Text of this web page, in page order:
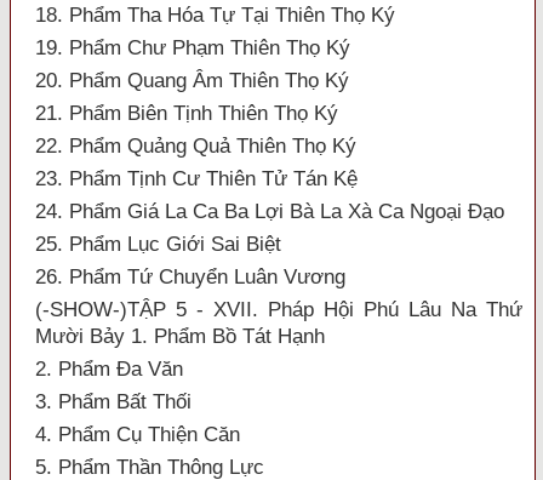
18. Phẩm Tha Hóa Tự Tại Thiên Thọ Ký
19. Phẩm Chư Phạm Thiên Thọ Ký
20. Phẩm Quang Âm Thiên Thọ Ký
21. Phẩm Biên Tịnh Thiên Thọ Ký
22. Phẩm Quảng Quả Thiên Thọ Ký
23. Phẩm Tịnh Cư Thiên Tử Tán Kệ
24. Phẩm Giá La Ca Ba Lợi Bà La Xà Ca Ngoại Đạo
25. Phẩm Lục Giới Sai Biệt
26. Phẩm Tứ Chuyển Luân Vương
(-SHOW-)TẬP 5 - XVII. Pháp Hội Phú Lâu Na Thứ
Mười Bảy 1. Phẩm Bồ Tát Hạnh
2. Phẩm Đa Văn
3. Phẩm Bất Thối
4. Phẩm Cụ Thiện Căn
5. Phẩm Thần Thông Lực